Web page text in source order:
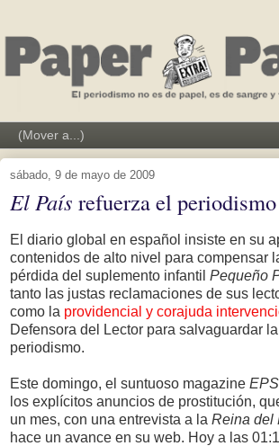
sábado, 9 de mayo de 2009
El País refuerza el
El diario global en español insiste en su
contenidos de alto nivel para compensar
pérdida del suplemento infantil Pequeño
tanto las justas reclamaciones de sus
como la providencial y corajuda
Defensora del Lector para salvaguardar
periodismo.
Este domingo, el suntuoso magazine
los explícitos anuncios de prostitución,
un mes, con una entrevista a la Reina del
hace un avance en su web. Hoy a las